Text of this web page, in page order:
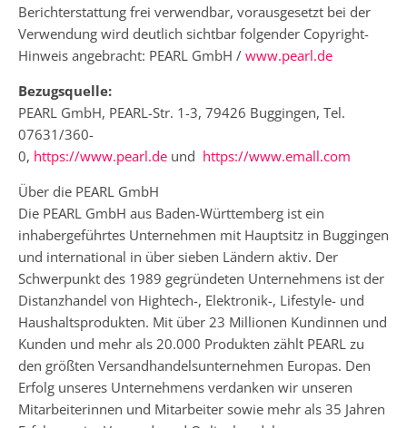
Berichterstattung frei verwendbar, vorausgesetzt bei der
Verwendung wird deutlich sichtbar folgender Copyright-
Hinweis angebracht: PEARL GmbH / www.pearl.de
Bezugsquelle:
PEARL GmbH, PEARL-Str. 1-3, 79426 Buggingen, Tel.
07631/360-
0, https://www.pearl.de und https://www.emall.com
Über die PEARL GmbH
Die PEARL GmbH aus Baden-Württemberg ist ein
inhabergeführtes Unternehmen mit Hauptsitz in Buggingen
und international in über sieben Ländern aktiv. Der
Schwerpunkt des 1989 gegründeten Unternehmens ist der
Distanzhandel von Hightech-, Elektronik-, Lifestyle- und
Haushaltsprodukten. Mit über 23 Millionen Kundinnen und
Kunden und mehr als 20.000 Produkten zählt PEARL zu
den größten Versandhandelsunternehmen Europas. Den
Erfolg unseres Unternehmens verdanken wir unseren
Mitarbeiterinnen und Mitarbeiter sowie mehr als 35 Jahren